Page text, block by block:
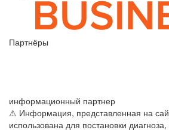
Партнёры
информационный партнер
⚠ Информация, представленная на
использована для постановки